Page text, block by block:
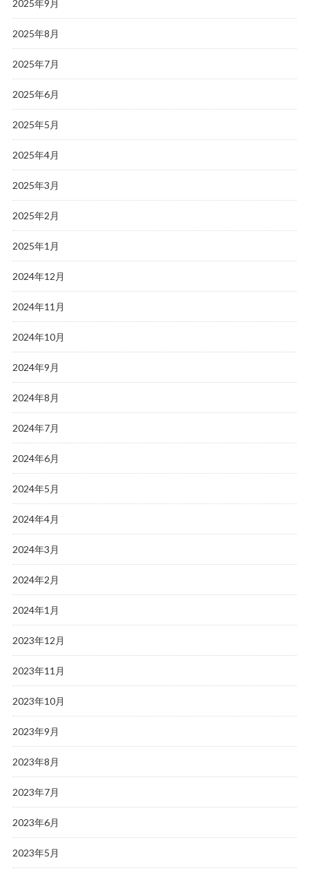
2025年9月
2025年8月
2025年7月
2025年6月
2025年5月
2025年4月
2025年3月
2025年2月
2025年1月
2024年12月
2024年11月
2024年10月
2024年9月
2024年8月
2024年7月
2024年6月
2024年5月
2024年4月
2024年3月
2024年2月
2024年1月
2023年12月
2023年11月
2023年10月
2023年9月
2023年8月
2023年7月
2023年6月
2023年5月